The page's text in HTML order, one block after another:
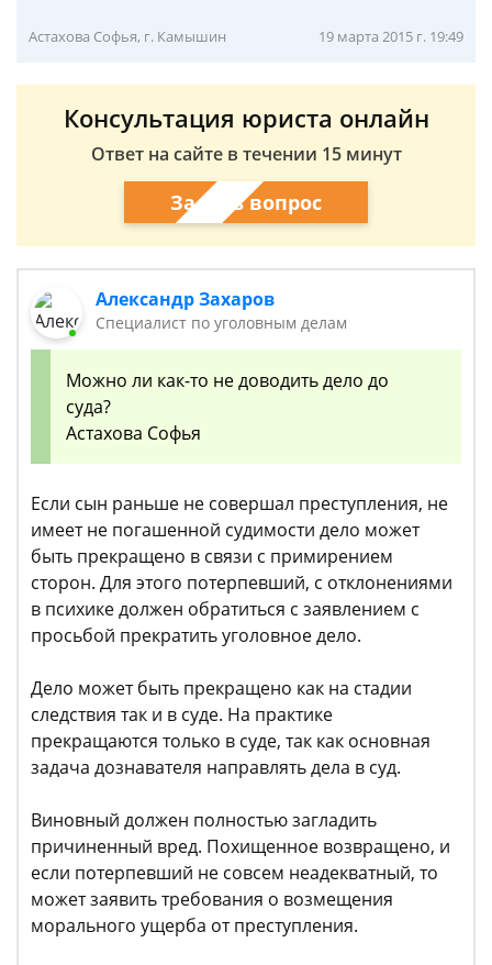
Астахова Софья, г. Камышин 19 марта 2015 г. 19:49
Консультация юриста онлайн
Ответ на сайте в течении 15 минут
Задать вопрос
Александр Захаров
Специалист по уголовным делам
Можно ли как-то не доводить дело до
суда?
Астахова Софья
Если сын раньше не совершал преступления, не
имеет не погашенной судимости дело может
быть прекращено в связи с примирением
сторон. Для этого потерпевший, с отклонениями
в психике должен обратиться с заявлением с
просьбой прекратить уголовное дело.
Дело может быть прекращено как на стадии
следствия так и в суде. На практике
прекращаются только в суде, так как основная
задача дознавателя направлять дела в суд.
Виновный должен полностью загладить
причиненный вред. Похищенное возвращено, и
если потерпевший не совсем неадекватный, то
может заявить требования о возмещения
морального ущерба от преступления.